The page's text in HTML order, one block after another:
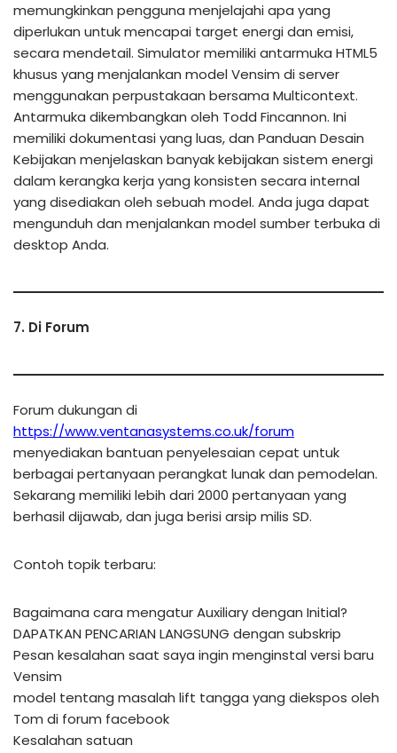
memungkinkan pengguna menjelajahi apa yang
diperlukan untuk mencapai target energi dan emisi,
secara mendetail. Simulator memiliki antarmuka HTML5
khusus yang menjalankan model Vensim di server
menggunakan perpustakaan bersama Multicontext.
Antarmuka dikembangkan oleh Todd Fincannon. Ini
memiliki dokumentasi yang luas, dan Panduan Desain
Kebijakan menjelaskan banyak kebijakan sistem energi
dalam kerangka kerja yang konsisten secara internal
yang disediakan oleh sebuah model. Anda juga dapat
mengunduh dan menjalankan model sumber terbuka di
desktop Anda.
7. Di Forum
Forum dukungan di
https://www.ventanasystems.co.uk/forum
menyediakan bantuan penyelesaian cepat untuk
berbagai pertanyaan perangkat lunak dan pemodelan.
Sekarang memiliki lebih dari 2000 pertanyaan yang
berhasil dijawab, dan juga berisi arsip milis SD.
Contoh topik terbaru:
Bagaimana cara mengatur Auxiliary dengan Initial?
DAPATKAN PENCARIAN LANGSUNG dengan subskrip
Pesan kesalahan saat saya ingin menginstal versi baru
Vensim
model tentang masalah lift tangga yang diekspos oleh
Tom di forum facebook
Kesalahan satuan